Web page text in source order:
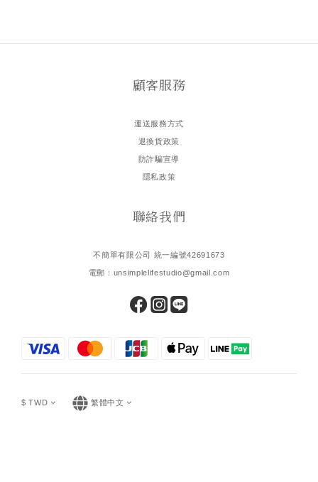
顧客服務
運送服務方式
退換貨政策
防詐騙宣導
隱私政策
聯絡我們
不簡單有限公司 統一編號42691673
電郵：unsimplelifestudio@gmail.com
$ TWD 繁體中文